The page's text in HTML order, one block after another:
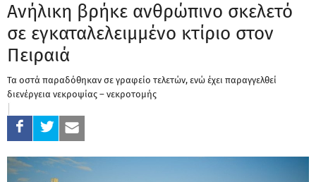
Ανήλικη βρήκε ανθρώπινο σκελετό
σε εγκαταλελειμμένο κτίριο στον
Πειραιά
Τα οστά παραδόθηκαν σε γραφείο τελετών, ενώ έχει παραγγελθεί
διενέργεια νεκροψίας – νεκροτομής